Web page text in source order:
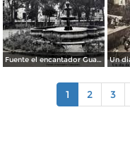
Fuente el encantador Guanajuato.
1 2 3